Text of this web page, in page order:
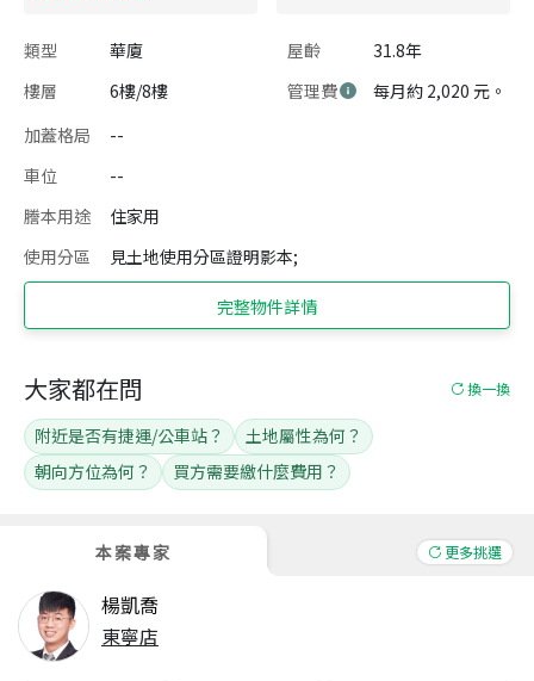
類型 華廈 屋齡
31.8年
樓層
6樓/8樓 管理費
每月約 2,020 元。
加蓋格局
--
車位
--
謄本用途
住家用
使用分區
見土地使用分區證明影本;
完整物件詳情
本案專家 更多挑選
楊凱喬
東寧店
大家都在問 換一換
附近是否有捷運/公車站？
土地屬性為何？
朝向方位為何？
買方需要繳什麼費用？